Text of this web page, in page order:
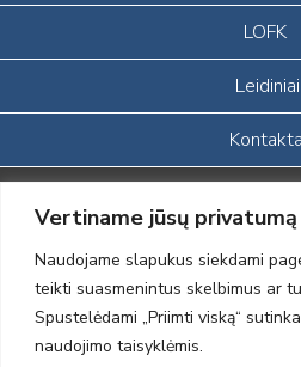
Vertiname jūsų privatumą
Naudojame slapukus siekdami
teikti suasmenintus skelbimus ar
Spustelėdami „Priimti viską“
naudojimo taisyklėmis.
LOFK
Leidiniai
Portalas sukurtas įgyvendinant
ekonominės erdvės ir Norvegijos
finansuojamą paprojektį
„LOD visuomeninės /gamtosauginės
formavimas įtraukiant visuomenę į
(paprojekčio
įgyvendinimo sutarties numeris 2004-